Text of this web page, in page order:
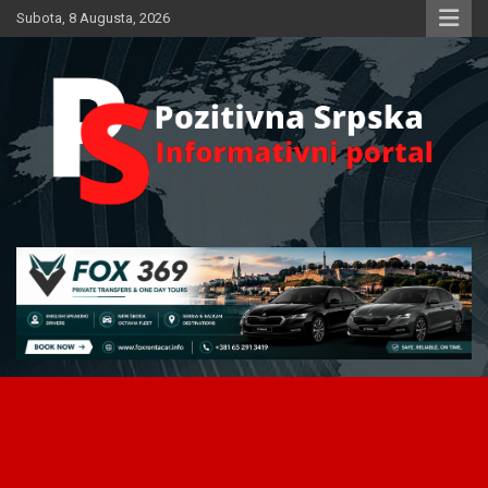
Skip
to
Subota, 8 Augusta, 2026
Pozitivna Srpska